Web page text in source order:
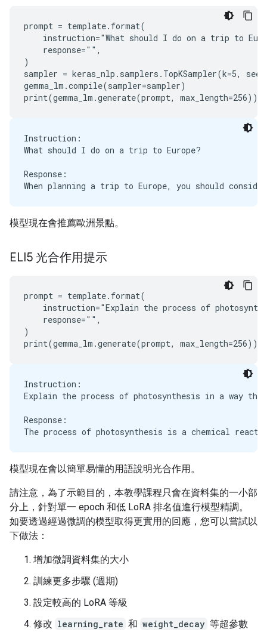
prompt = template.format(
instruction="What should I do on a trip to
    response="",
)
sampler = keras_nlp.samplers.TopKSampler(k=5,
gemma_lm.compile(sampler=sampler)
Instruction:
What should I do on a trip to Europe?
Response:
模型現在會推薦歐洲景點。
ELI5 光合作用提示
prompt = template.format(
instruction="Explain the process of
    response="",
)
Instruction:
Explain the process of photosynthesis in a way
Response:
模型現在會以簡單易懂的用語說明光合作用。
請注意，為了示範目的，本教學課程只會在資料集的一小部
分上，針對單一 epoch 和低 LoRA 排名值進行模型精調。
如要透過經過微調的模型取得更實用的回應，您可以嘗試以
下做法：
增加微調資料集的大小
訓練更多步驟 (週期)
設定較高的 LoRA 等級
修改 learning_rate 和 weight_decay 等超參數